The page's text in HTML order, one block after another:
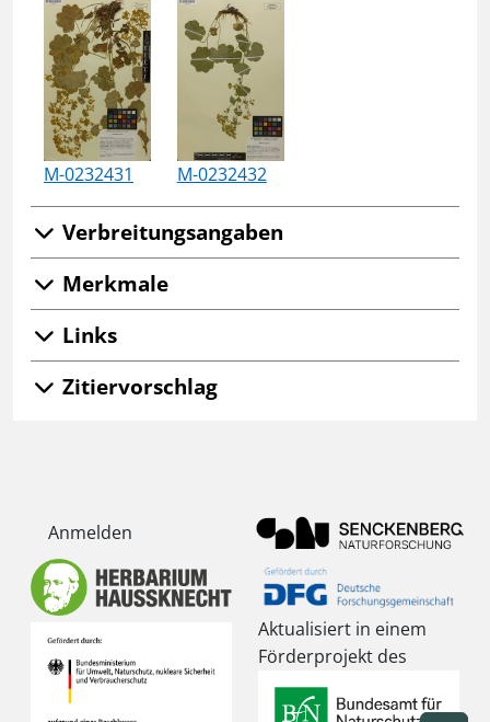
M-0232431 M-0232432
Verbreitungsangaben
Merkmale
Links
Zitiervorschlag
Anmelden
Aktualisiert in einem
Förderprojekt des